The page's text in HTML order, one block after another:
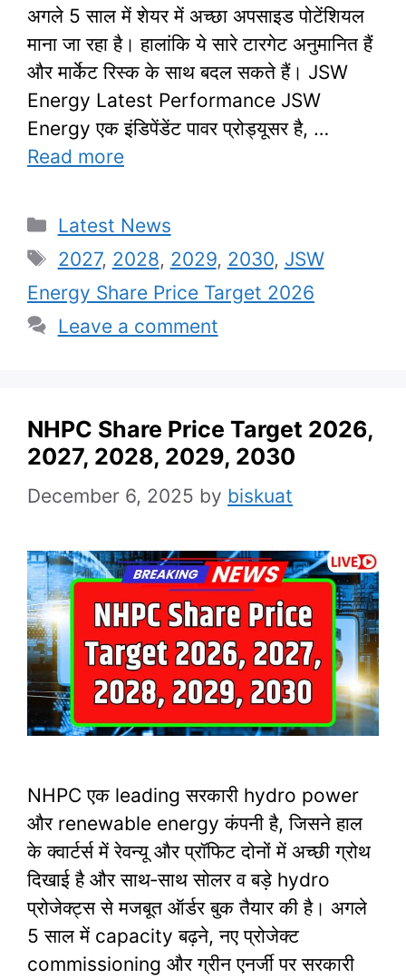
अगले 5 साल में शेयर में अच्छा अपसाइड पोटेंशियल
माना जा रहा है। हालांकि ये सारे टारगेट अनुमानित हैं
और मार्केट रिस्क के साथ बदल सकते हैं। JSW
Energy Latest Performance JSW
Energy एक इंडिपेंडेंट पावर प्रोड्यूसर है, …
Read more
Categories
Latest News
Tags
2027, 2028, 2029, 2030, JSW
Energy Share Price Target 2026
Leave a comment
NHPC Share Price Target 2026,
2027, 2028, 2029, 2030
December 6, 2025 by biskuat
NHPC एक leading सरकारी hydro power
और renewable energy कंपनी है, जिसने हाल
के क्वार्टर्स में रेवन्यू और प्रॉफिट दोनों में अच्छी ग्रोथ
दिखाई है और साथ‑साथ सोलर व बड़े hydro
प्रोजेक्ट्स से मजबूत ऑर्डर बुक तैयार की है। अगले
5 साल में capacity बढ़ने, नए प्रोजेक्ट
commissioning और ग्रीन एनर्जी पर सरकारी